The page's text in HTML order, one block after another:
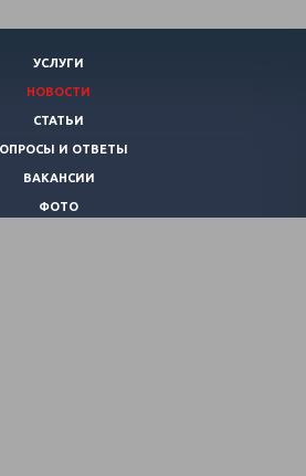
УСЛУГИ
НОВОСТИ
СТАТЬИ
И ОТВЕТЫ
ВАКАНСИИ
ФОТО